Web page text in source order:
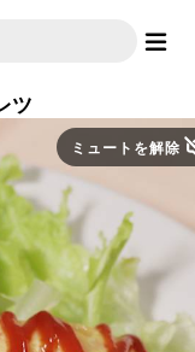
ツ
ミュートを解除